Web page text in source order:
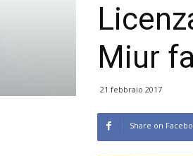
Miur
21 febbraio 2017
Share on